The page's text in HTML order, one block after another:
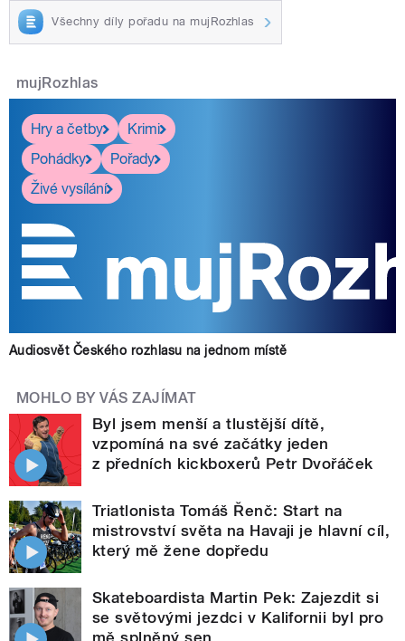
Všechny díly pořadu na mujRozhlas
mujRozhlas
Hry a četby
Krimi
Pohádky
Pořady
Živé vysílání
Audiosvět Českého rozhlasu na jednom místě
MOHLO BY VÁS ZAJÍMAT
Byl jsem menší a tlustější dítě,
vzpomíná na své začátky jeden
z předních kickboxerů Petr Dvořáček
Triatlonista Tomáš Řenč: Start na
mistrovství světa na Havaji je hlavní cíl,
který mě žene dopředu
Skateboardista Martin Pek: Zajezdit si
se světovými jezdci v Kalifornii byl pro